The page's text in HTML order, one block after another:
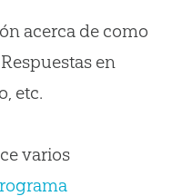
acerca de como
en
etc.
varios